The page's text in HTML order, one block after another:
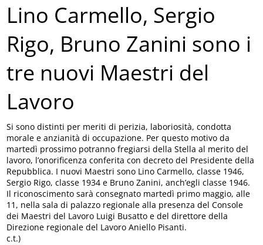
Lino Carmello, Sergio
Rigo, Bruno Zanini sono i
tre nuovi Maestri del
Lavoro
Si sono distinti per meriti di perizia, laboriosità, condotta
morale e anzianità di occupazione. Per questo motivo da
martedì prossimo potranno fregiarsi della Stella al merito del
lavoro, l’onorificenza conferita con decreto del Presidente della
Repubblica. I nuovi Maestri sono Lino Carmello, classe 1946,
Sergio Rigo, classe 1934 e Bruno Zanini, anch’egli classe 1946.
Il riconoscimento sarà consegnato martedì primo maggio, alle
11, nella sala di palazzo regionale alla presenza del Console
dei Maestri del Lavoro Luigi Busatto e del direttore della
Direzione regionale del Lavoro Aniello Pisanti.
c.t.)